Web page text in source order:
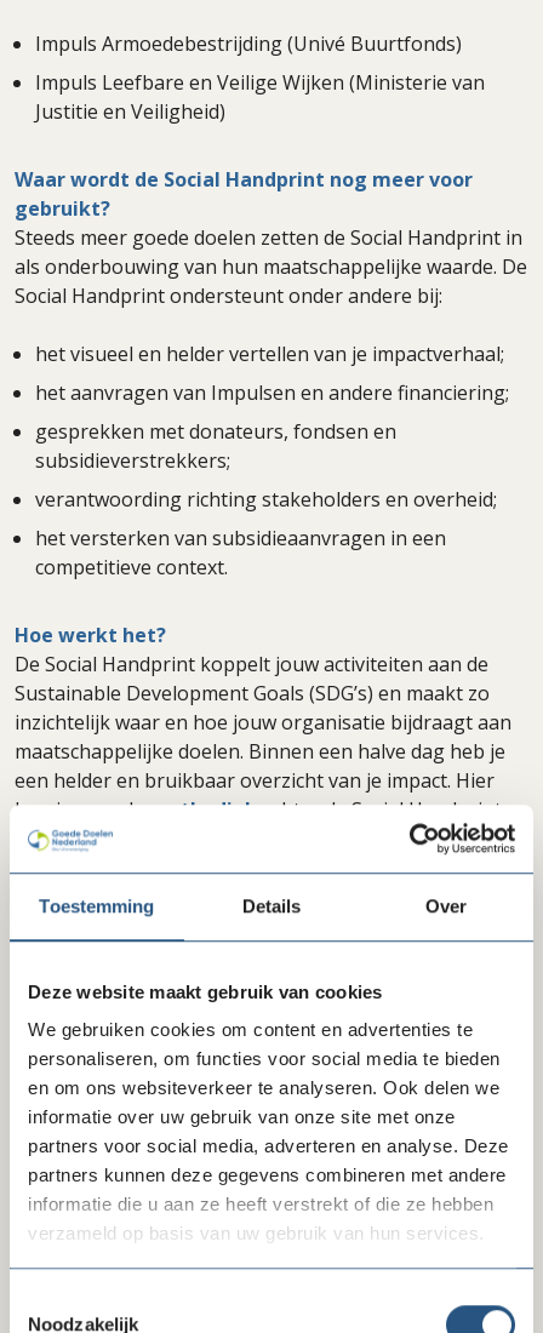
Toestemming Details Over
Deze website maakt gebruik van cookies
We gebruiken cookies om content en advertenties te
personaliseren, om functies voor social media te bieden
en om ons websiteverkeer te analyseren. Ook delen we
informatie over uw gebruik van onze site met onze
partners voor social media, adverteren en analyse. Deze
partners kunnen deze gegevens combineren met andere
informatie die u aan ze heeft verstrekt of die ze hebben
verzameld op basis van uw gebruik van hun services.
Noodzakelijk
Impuls Armoedebestrijding (Univé Buurtfonds)
Impuls Leefbare en Veilige Wijken (Ministerie van
Justitie en Veiligheid)
Waar wordt de Social Handprint nog meer voor
gebruikt?
Steeds meer goede doelen zetten de Social Handprint in
als onderbouwing van hun maatschappelijke waarde. De
Social Handprint ondersteunt onder andere bij:
het visueel en helder vertellen van je impactverhaal;
het aanvragen van Impulsen en andere financiering;
gesprekken met donateurs, fondsen en
subsidieverstrekkers;
verantwoording richting stakeholders en overheid;
het versterken van subsidieaanvragen in een
competitieve context.
Hoe werkt het?
De Social Handprint koppelt jouw activiteiten aan de
Sustainable Development Goals (SDG’s) en maakt zo
inzichtelijk waar en hoe jouw organisatie bijdraagt aan
maatschappelijke doelen. Binnen een halve dag heb je
een helder en bruikbaar overzicht van je impact. Hier
lees je over demethodiekachter de Social Handprint.
Korting voor leden van Goede Doelen Nederland
Leden van Goede Doelen Nederland ontvangen korting
op een Social Handprint meting (de
info@socialhandprint.com .
Goede Doelen Nederland heeft met meer dan 50
leveranciers ledenvoordeel afgesproken. Deze
voordelen zijn exclusief toegankelijk voor leden. Bekijk
alle inkoopafspraken, verdeeld over 10 categorieën.
Tarieven en kortingen staan meestal achter de inlog, en
zijn alleen toegankelijk voor leden.